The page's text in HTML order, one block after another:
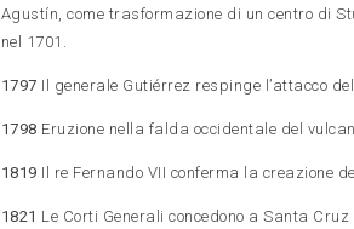
Agustín, come trasformazione di un centro di
nel 1701.
1797 Il generale Gutiérrez respinge l’attacco
1798 Eruzione nella falda occidentale del
1819 Il re Fernando VII conferma la creazione
1821 Le Corti Generali concedono a Santa